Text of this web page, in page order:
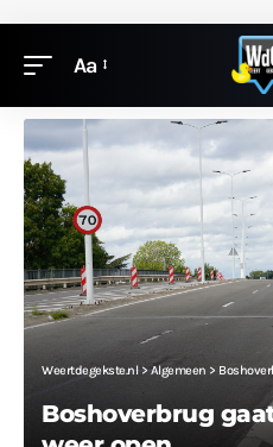
Aa
Weertdegekste.nl>Algemeen >
Boshoverbrug